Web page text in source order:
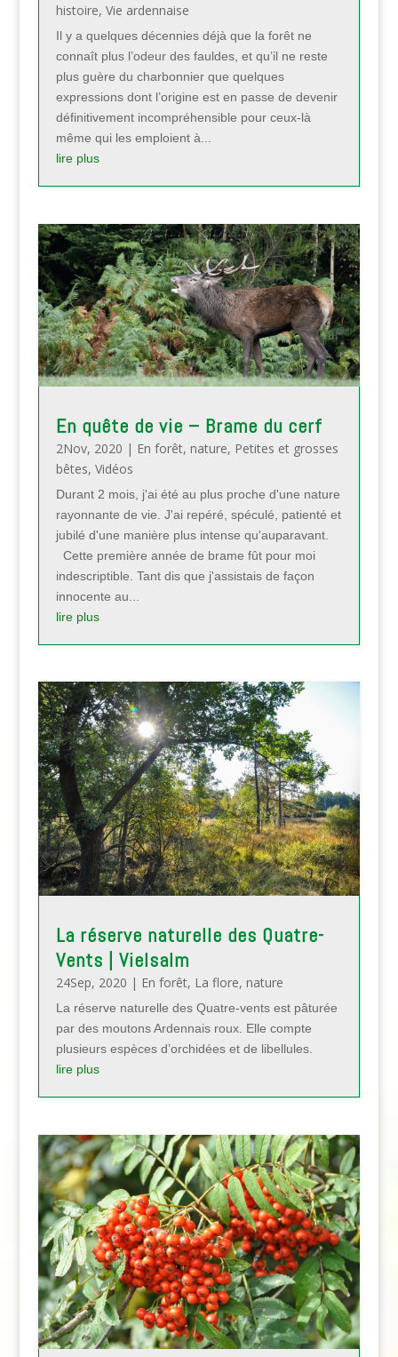
histoire, Vie ardennaise
Il y a quelques décennies déjà que la forêt ne
connaît plus l’odeur des fauldes, et qu’il ne reste
plus guère du charbonnier que quelques
expressions dont l’origine est en passe de devenir
définitivement incompréhensible pour ceux-là
même qui les emploient à...
lire plus
En quête de vie – Brame du cerf
2Nov, 2020 | En forêt, nature, Petites et grosses
bêtes, Vidéos
Durant 2 mois, j'ai été au plus proche d'une nature
rayonnante de vie. J'ai repéré, spéculé, patienté et
jubilé d'une manière plus intense qu'auparavant.
Cette première année de brame fût pour moi
indescriptible. Tant dis que j'assistais de façon
innocente au...
lire plus
La réserve naturelle des Quatre-
Vents | Vielsalm
24Sep, 2020 | En forêt, La flore, nature
La réserve naturelle des Quatre-vents est pâturée
par des moutons Ardennais roux. Elle compte
plusieurs espèces d’orchidées et de libellules.
lire plus